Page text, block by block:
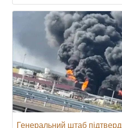
Генеральний штаб